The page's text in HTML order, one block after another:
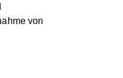
von